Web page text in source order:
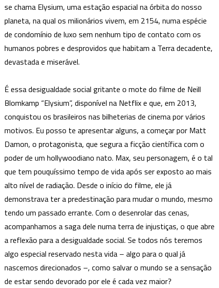
se chama Elysium, uma estação espacial na órbita do nosso
planeta, na qual os milionários vivem, em 2154, numa espécie
de condomínio de luxo sem nenhum tipo de contato com os
humanos pobres e desprovidos que habitam a Terra decadente,
devastada e miserável.
É essa desigualdade social gritante o mote do filme de Neill
Blomkamp “Elysium”, disponível na Netflix e que, em 2013,
conquistou os brasileiros nas bilheterias de cinema por vários
motivos. Eu posso te apresentar alguns, a começar por Matt
Damon, o protagonista, que segura a ficção científica com o
poder de um hollywoodiano nato. Max, seu personagem, é o tal
que tem pouquíssimo tempo de vida após ser exposto ao mais
alto nível de radiação. Desde o início do filme, ele já
demonstrava ter a predestinação para mudar o mundo, mesmo
tendo um passado errante. Com o desenrolar das cenas,
acompanhamos a saga dele numa terra de injustiças, o que abre
a reflexão para a desigualdade social. Se todos nós teremos
algo especial reservado nesta vida – algo para o qual já
nascemos direcionados –, como salvar o mundo se a sensação
de estar sendo devorado por ele é cada vez maior?